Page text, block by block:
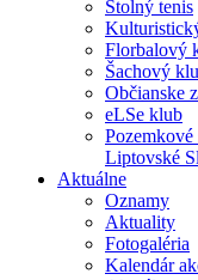
Stolný tenis
Florbalový
Šachový
Občianske
eLSe klub
Liptovské
Aktuálne
Oznamy
Aktuality
Fotogaléria
Kalendár